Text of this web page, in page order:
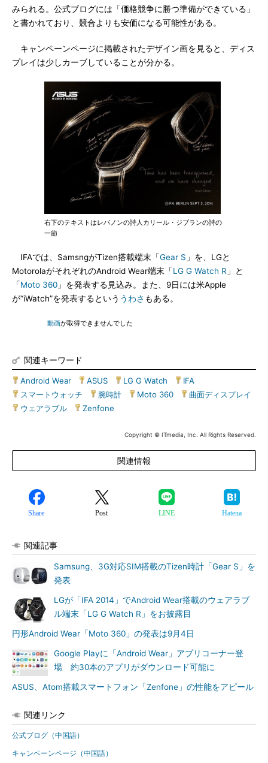
みられる。公式ブログには「価格競争に勝つ準備ができている」
と書かれており、競合よりも安価になる可能性がある。
キャンペーンページに掲載されたデザイン画を見ると、ディス
プレイは少しカーブしていることが分かる。
右下のテキストはレバノンの詩人カリール・ジブランの詩の
一節
IFAでは、SamsngがTizen搭載端末「Gear S 」を、LGと
MotorolaがそれぞれのAndroid Wear端末「LG G Watch R 」と
「Moto 360 」を発表する見込み。また、9日には米Apple
が“iWatch”を発表するという うわさ もある。
動画が取得できませんでした
関連キーワード
Android Wear ASUS LG G Watch IFA
スマートウォッチ
腕時計 Moto 360 曲面ディスプレイ
ウェアラブル
Zenfone
Copyright © ITmedia, Inc. All Rights Reserved.
関連情報
Share Post LINE Hatena
関連記事
Samsung、3G対応SIM搭載のTizen時計「Gear S」を
発表
LGが「IFA 2014」でAndroid Wear搭載のウェアラブ
ル端末「LG G Watch R」をお披露目
円形Android Wear「Moto 360」の発表は9月4日
Google Playに「Android Wear」アプリコーナー登
場 約30本のアプリがダウンロード可能に
ASUS、Atom搭載スマートフォン「Zenfone」の性能をアピール
関連リンク
公式ブログ（中国語）
キャンペーンページ（中国語）